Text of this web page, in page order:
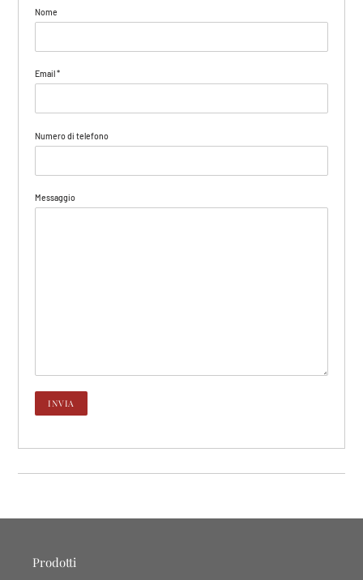
Nome
Email*
Numero di telefono
Messaggio
Prodotti